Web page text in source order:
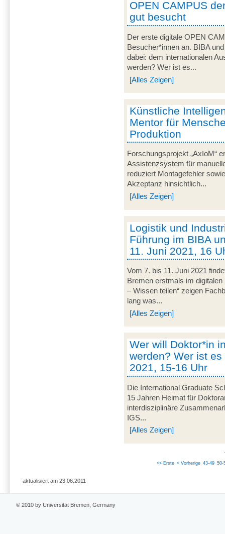
OPEN CAMPUS
gut besucht
Der erste digitale OPEN
Besucher*innen an. BIBA
dabei: dem internationalen
werden? Wer ist es...
[Alles Zeigen]
Künstliche
Mentor für
Produktion
Forschungsprojekt „AxIoM“
Assistenzsystem für
reduziert Montagefehler
Akzeptanz hinsichtlich...
[Alles Zeigen]
Logistik und
Führung im BIBA
11. Juni 2021, 16
Vom 7. bis 11. Juni 2021
Bremen erstmals im
– Wissen teilen“ zeigen
lang was...
[Alles Zeigen]
Wer will Doktor*in
werden? Wer ist
2021, 15-16 Uhr
Die International Graduate
15 Jahren Heimat für
interdisziplinäre
IGS...
[Alles Zeigen]
<< Erste < Vorherige 43-49 50-
aktualisiert am 23.06.2011
© 2010 by Universität Bremen, Germany